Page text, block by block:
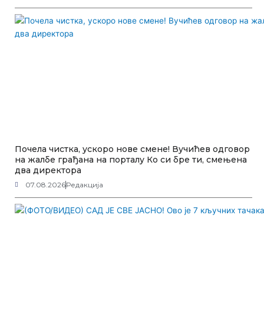
Почела чистка, ускоро нове смене! Вучићев одговор
на жалбе грађана на порталу Ко си бре ти, смењена
два директора
07.08.2026Редакција